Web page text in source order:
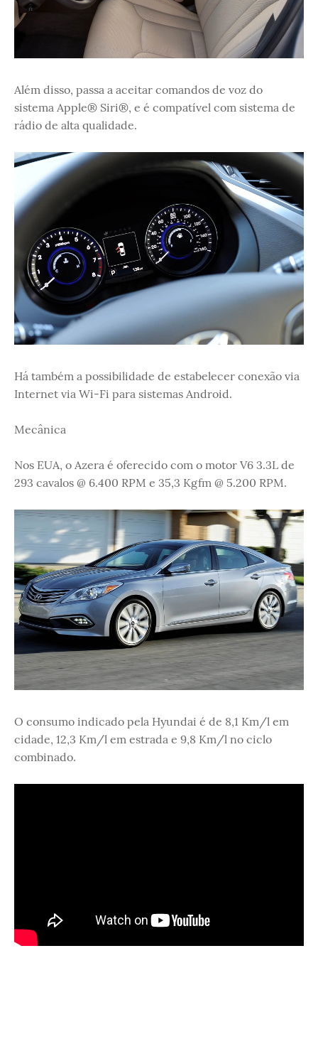
Além disso, passa a aceitar comandos de voz do
sistema Apple® Siri®, e é compatível com sistema de
rádio de alta qualidade.
Há também a possibilidade de estabelecer conexão via
Internet via Wi-Fi para sistemas Android.
Mecânica
Nos EUA, o Azera é oferecido com o motor V6 3.3L de
293 cavalos @ 6.400 RPM e 35,3 Kgfm @ 5.200 RPM.
O consumo indicado pela Hyundai é de 8,1 Km/l em
cidade, 12,3 Km/l em estrada e 9,8 Km/l no ciclo
combinado.